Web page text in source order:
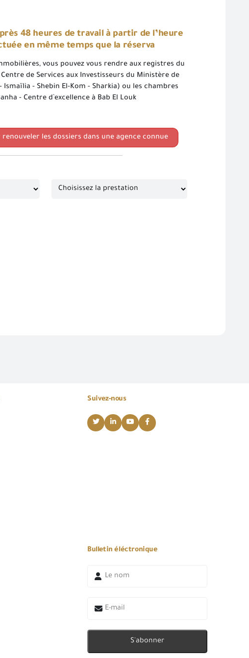
48 heures de travail à partir de l’heure
en même temps que la réserva
vous pouvez vous rendre aux registres du
de Services aux Investisseurs du Ministère de
- Shebin El-Kom - Sharkia) ou les chambres
- Centre d`excellence à Bab El Louk
les dossiers dans une agence connue
Suivez-nous
Bulletin éléctronique
S'abonner